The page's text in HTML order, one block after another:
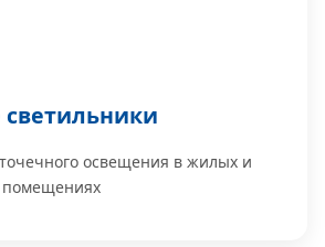
освещения в жилых и
помещениях